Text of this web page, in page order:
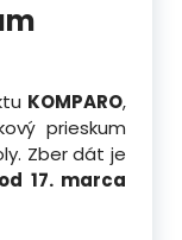
KOMPARO,
prieskum
Zber dát je
od 17. marca